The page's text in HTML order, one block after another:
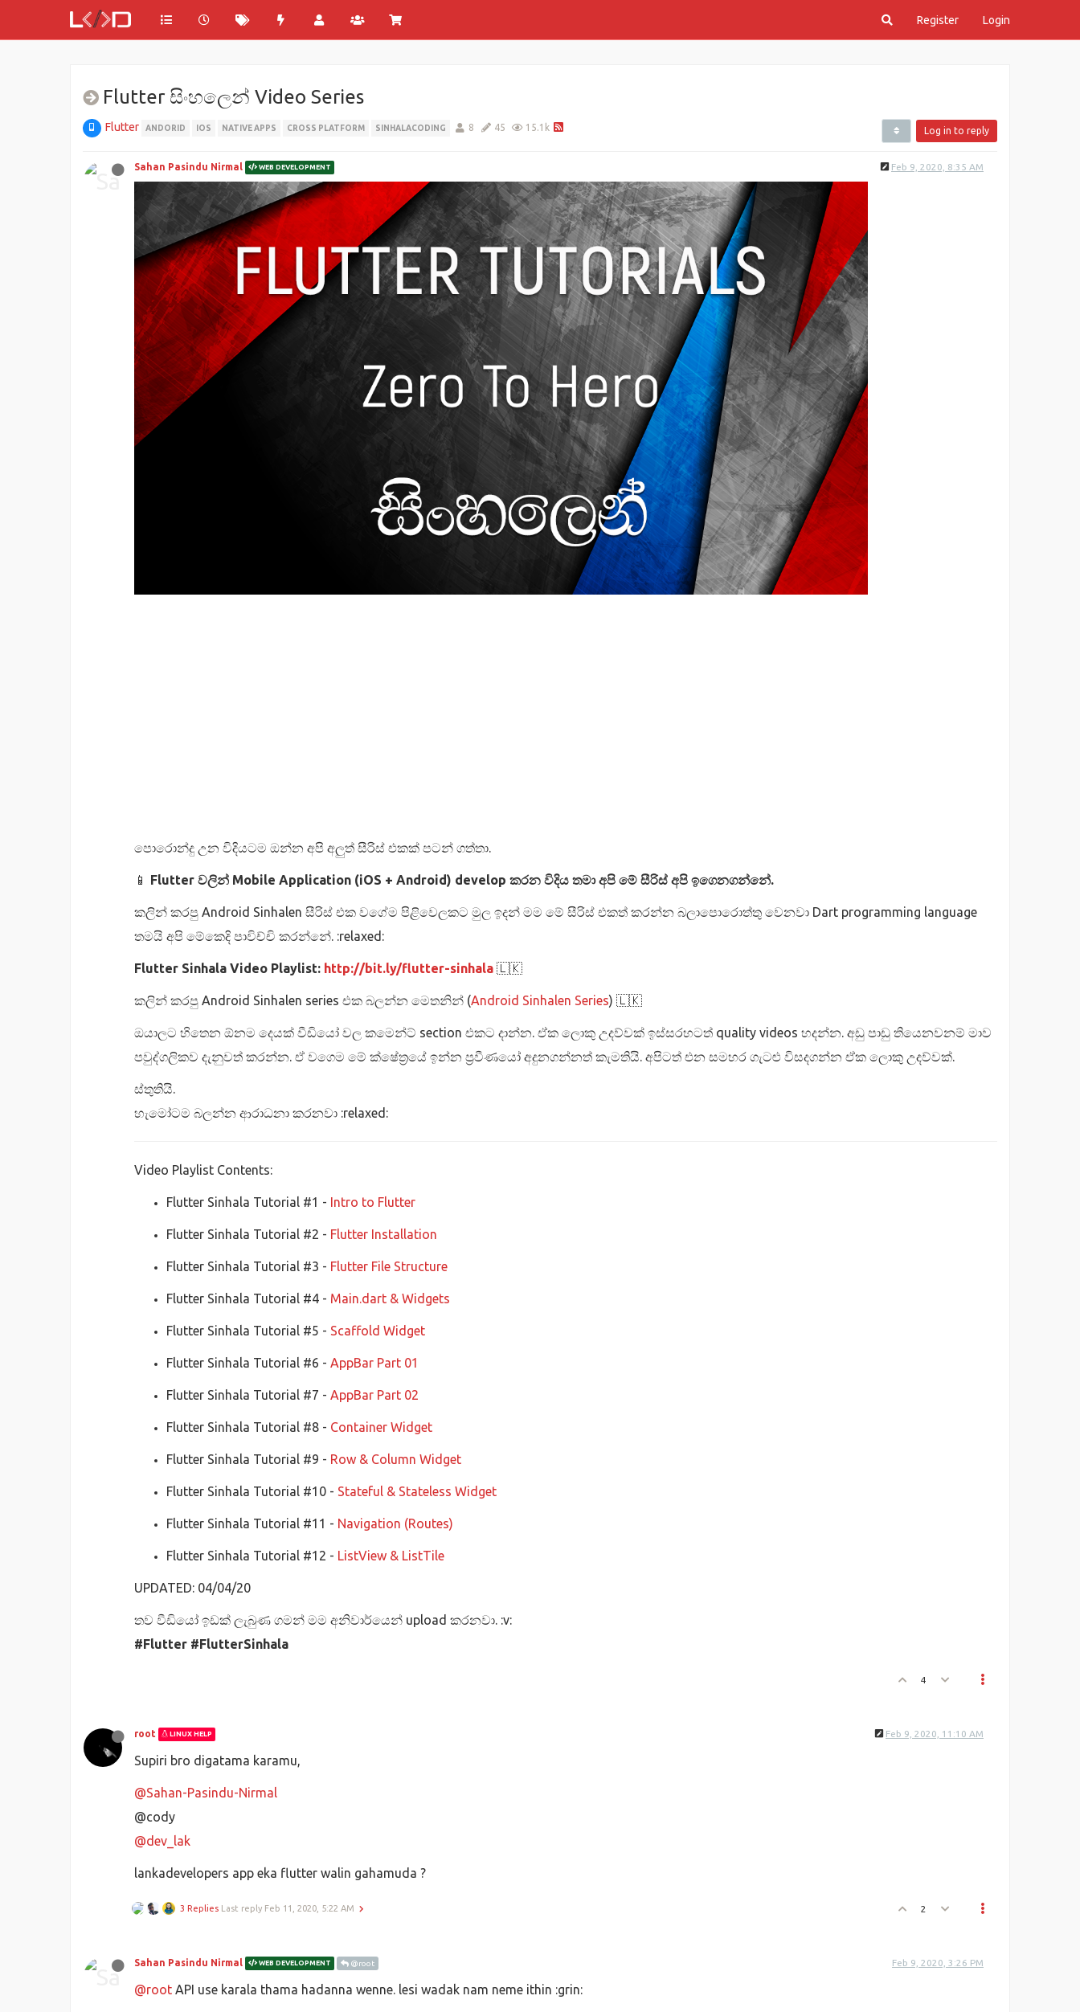
Register Login
Flutter සිංහලෙන් Video Series
Flutter ANDORID IOS NATIVE APPS CROSS PLATFORM SINHALACODING 8 45 15.1k Log in to reply
Sahan Pasindu Nirmal WEB DEVELOPMENT Feb 9, 2020, 8:35 AM
පොරොන්දු උන විදියටම ඔන්න අපි අලුත් සීරිස් එකක් පටන් ගත්තා.
📱 Flutter වලින් Mobile Application (iOS + Android) develop කරන විදිය තමා අපි මේ සීරිස් අපි ඉගෙනගන්නේ.
කලින් කරපු Android Sinhalen සීරිස් එක වගේම පිළිවෙලකට මුල ඉදන් මම මේ සීරිස් එකත් කරන්න බලාපොරොත්තු වෙනවා Dart programming language
තමයි අපි මේකෙදි පාවිච්චි කරන්නේ. :relaxed:
Flutter Sinhala Video Playlist: http://bit.ly/flutter-sinhala 🇱🇰
කලින් කරපු Android Sinhalen series එක බලන්න මෙතනින් (Android Sinhalen Series) 🇱🇰
ඔයාලට හිතෙන ඕනම දෙයක් වීඩියෝ වල කමෙන්ට් section එකට දාන්න. ඒක ලොකු උදව්වක් ඉස්සරහටත් quality videos හදන්න. අඩු පාඩු තියෙනවනම් මාව
පවුද්ගලිකව දැනුවත් කරන්න. ඒ වගෙම මේ ක්ෂේත්‍රයේ ඉන්න ප්‍රවීණයෝ අදුනගන්නත් කැමතියි. අපිටත් එන සමහර ගැටළු විසදගන්න ඒක ලොකු උදව්වක්.
ස්තුතියි.
හැමෝටම බලන්න ආරාධනා කරනවා :relaxed:
Video Playlist Contents:
Flutter Sinhala Tutorial #1 - Intro to Flutter
Flutter Sinhala Tutorial #2 - Flutter Installation
Flutter Sinhala Tutorial #3 - Flutter File Structure
Flutter Sinhala Tutorial #4 - Main.dart & Widgets
Flutter Sinhala Tutorial #5 - Scaffold Widget
Flutter Sinhala Tutorial #6 - AppBar Part 01
Flutter Sinhala Tutorial #7 - AppBar Part 02
Flutter Sinhala Tutorial #8 - Container Widget
Flutter Sinhala Tutorial #9 - Row & Column Widget
Flutter Sinhala Tutorial #10 - Stateful & Stateless Widget
Flutter Sinhala Tutorial #11 - Navigation (Routes)
Flutter Sinhala Tutorial #12 - ListView & ListTile
UPDATED: 04/04/20
තව වීඩියෝ ඉඩක් ලැබුණ ගමන් මම අනිවාර්යෙන් upload කරනවා. :v:
#Flutter #FlutterSinhala
4
root LINUX HELP Feb 9, 2020, 11:10 AM
Supiri bro digatama karamu,
@Sahan-Pasindu-Nirmal
@cody
@dev_lak
lankadevelopers app eka flutter walin gahamuda ?
3 Replies Last reply Feb 11, 2020, 5:22 AM 2
Sahan Pasindu Nirmal WEB DEVELOPMENT @root Feb 9, 2020, 3:26 PM
@root API use karala thama hadanna wenne. lesi wadak nam neme ithin :grin: